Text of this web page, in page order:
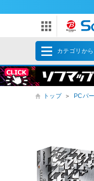
カテゴリか
トップ ＞ PCパ